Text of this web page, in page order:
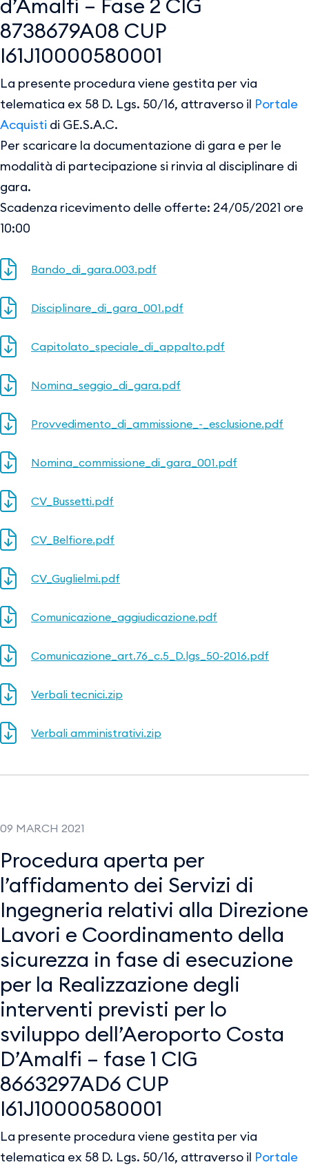
d’Amalfi – Fase 2 CIG
8738679A08 CUP
I61J10000580001
La presente procedura viene gestita per via
telematica ex 58 D. Lgs. 50/16, attraverso il Portale
Acquisti di GE.S.A.C.
Per scaricare la documentazione di gara e per le
modalità di partecipazione si rinvia al disciplinare di
gara.
Scadenza ricevimento delle offerte: 24/05/2021 ore
10:00
Bando_di_gara.003.pdf
Disciplinare_di_gara_001.pdf
Capitolato_speciale_di_appalto.pdf
Nomina_seggio_di_gara.pdf
Provvedimento_di_ammissione_-_esclusione.pdf
Nomina_commissione_di_gara_001.pdf
CV_Bussetti.pdf
CV_Belfiore.pdf
CV_Guglielmi.pdf
Comunicazione_aggiudicazione.pdf
Comunicazione_art.76_c.5_D.lgs_50-2016.pdf
Verbali tecnici.zip
Verbali amministrativi.zip
09 MARCH 2021
Procedura aperta per
l’affidamento dei Servizi di
Ingegneria relativi alla Direzione
Lavori e Coordinamento della
sicurezza in fase di esecuzione
per la Realizzazione degli
interventi previsti per lo
sviluppo dell’Aeroporto Costa
D’Amalfi – fase 1 CIG
8663297AD6 CUP
I61J10000580001
La presente procedura viene gestita per via
telematica ex 58 D. Lgs. 50/16, attraverso il Portale